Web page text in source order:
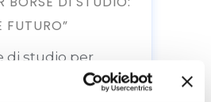
FUTURO”
di studio per
percorso di